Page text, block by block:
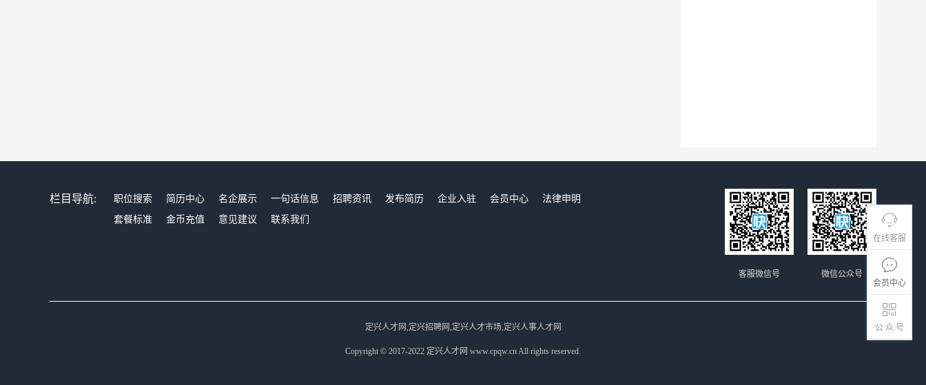
在线客服
会员中心
公 众 号
栏目导航: 职位搜索 简历中心 名企展示 一句话信息 招聘资讯 发布简历 企业入驻 会员中心
法律申明
套餐标准
金币充值 意见建议 联系我们
微信公众号
客服微信号
定兴人才网,定兴招聘网,定兴人才市场,定兴人事人才网
Copyright © 2017-2022 定兴人才网 www.cpqw.cn All rights reserved.